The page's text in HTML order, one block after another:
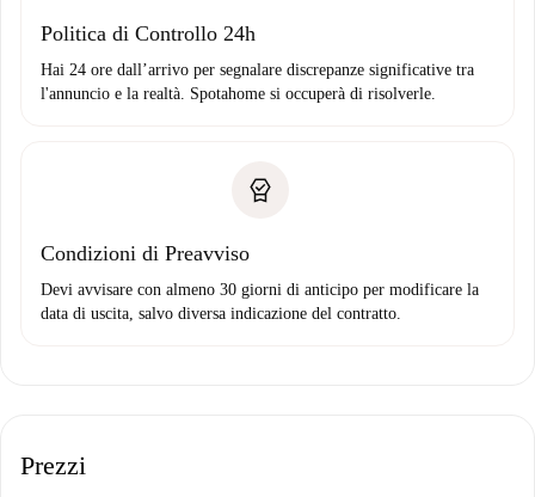
Politica di Controllo 24h
Hai 24 ore dall’arrivo per segnalare discrepanze significative tra
l'annuncio e la realtà. Spotahome si occuperà di risolverle.
Condizioni di Preavviso
Devi avvisare con almeno 30 giorni di anticipo per modificare la
data di uscita, salvo diversa indicazione del contratto.
Prezzi